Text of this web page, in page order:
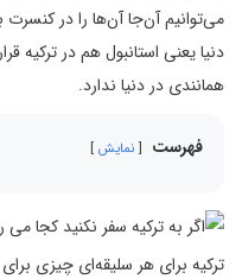
می‌توانیم آن‌جا آن‌ها را در کنسرت
دنیا یعنی استانبول هم در
همانندی در دنیا ندارد.
فهرست نمایش
ترکیه برای هر سلیقه‌ای چیزی